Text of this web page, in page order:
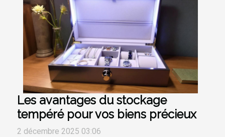
Les avantages du stockage
tempéré pour vos biens précieux
2 décembre 2025 03:06